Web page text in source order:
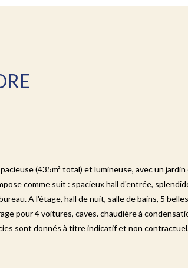
(435m² total) et lumineuse, avec un
comme suit : spacieux hall d'entrée,
A l'étage, hall de nuit, salle de bains, 5
pour 4 voitures, caves. chaudière à
sont donnés à titre indicatif et non